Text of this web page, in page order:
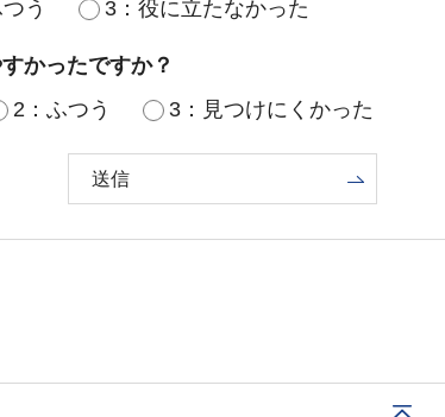
う 3：役に立たなかった
かったですか？
2：ふつう 3：見つけにくかった